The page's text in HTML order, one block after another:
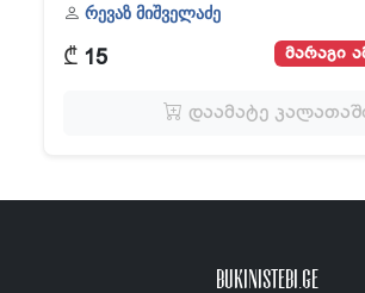
რევაზ მიშველაძე
₾ 15 მარაგი
დაამატე
BUKINISTEBI.GE